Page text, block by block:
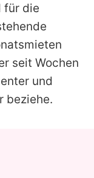
für die
seit Wochen
und
beziehe.